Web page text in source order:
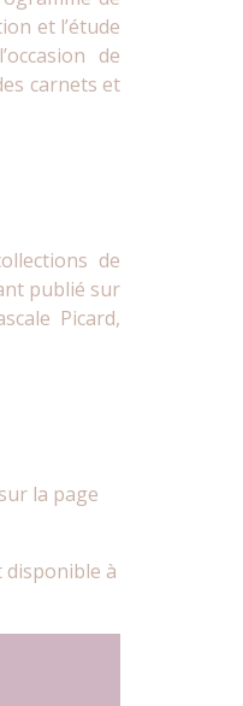
et l’étude
de
carnets et
de
publié sur
Picard,
la page
disponible à